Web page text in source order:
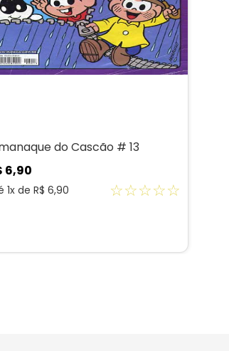
do Cascão # 13
6,90
1x de R$ 6,90 ☆☆☆☆☆